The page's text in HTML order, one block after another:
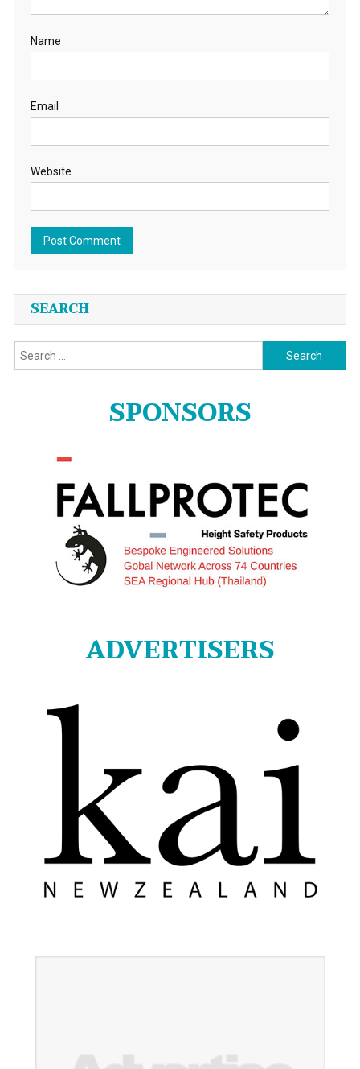
Name
Email
Website
SEARCH
Search
for:
SPONSORS
ADVERTISERS